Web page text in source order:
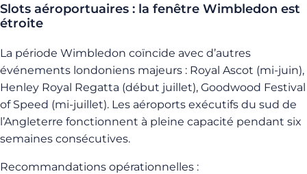
Slots aéroportuaires : la fenêtre Wimbledon est
étroite
La période Wimbledon coïncide avec d’autres
événements londoniens majeurs : Royal Ascot (mi-juin),
Henley Royal Regatta (début juillet), Goodwood Festival
of Speed (mi-juillet). Les aéroports exécutifs du sud de
l’Angleterre fonctionnent à pleine capacité pendant six
semaines consécutives.
Recommandations opérationnelles :